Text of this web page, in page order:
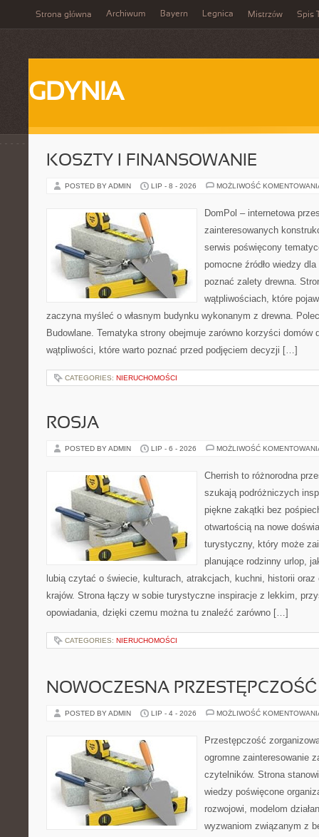
Strona główna Archiwum Bayern Legnica Mistrzów Spis
GDYNIA
KOSZTY I FINANSOWANIE
POSTED BY ADMIN LIP - 8 - 2026 MOŻLIWOŚĆ
DomPol – internetowa
zainteresowanych
serwis poświęcony
pomocne źródło wiedzy
poznać zalety drewna.
wątpliwościach, które
zaczyna myśleć o własnym budynku wykonanym z drewna.
Budowlane. Tematyka strony obejmuje zarówno korzyści domów
wątpliwości, które warto poznać przed podjęciem decyzji […]
CATEGORIES: NIERUCHOMOŚCI
ROSJA
POSTED BY ADMIN LIP - 6 - 2026 MOŻLIWOŚĆ
Cherrish to różnorodna
szukają podróżniczych
piękne zakątki bez
otwartością na nowe
turystyczny, który może
planujące rodzinny urlop,
lubią czytać o świecie, kulturach, atrakcjach, kuchni, historii
krajów. Strona łączy w sobie turystyczne inspiracje z lekkim,
opowiadania, dzięki czemu można tu znaleźć zarówno […]
CATEGORIES: NIERUCHOMOŚCI
NOWOCZESNA PRZESTĘPCZOŚĆ
POSTED BY ADMIN LIP - 4 - 2026 MOŻLIWOŚĆ
Przestępczość
ogromne zainteresowanie
czytelników. Strona
wiedzy poświęcone
rozwojowi, modelom
wyzwaniom związanym z